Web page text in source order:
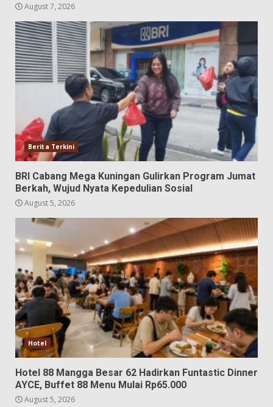
August 7, 2026
Berita Terkini
BRI Cabang Mega Kuningan Gulirkan Program Jumat
Berkah, Wujud Nyata Kepedulian Sosial
August 5, 2026
Hotel
Hotel 88 Mangga Besar 62 Hadirkan Funtastic Dinner
AYCE, Buffet 88 Menu Mulai Rp65.000
August 5, 2026